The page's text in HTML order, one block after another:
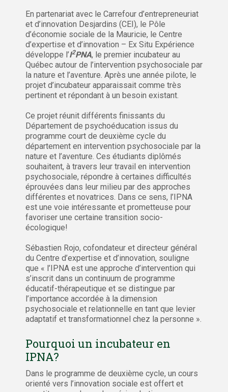
En partenariat avec le Carrefour d’entrepreneuriat
et d’innovation Desjardins (CEI), le Pôle
d’économie sociale de la Mauricie, le Centre
d’expertise et d’innovation – Ex Situ Expérience
développe l’I2PNA, le premier incubateur au
Québec autour de l’intervention psychosociale par
la nature et l’aventure. Après une année pilote, le
projet d’incubateur apparaissait comme très
pertinent et répondant à un besoin existant.
Ce projet réunit différents finissants du
Département de psychoéducation issus du
programme court de deuxième cycle du
département en intervention psychosociale par la
nature et l’aventure. Ces étudiants diplômés
souhaitent, à travers leur travail en intervention
psychosociale, répondre à certaines difficultés
éprouvées dans leur milieu par des approches
différentes et novatrices. Dans ce sens, l’IPNA
est une voie intéressante et prometteuse pour
favoriser une certaine transition socio-
écologique!
Sébastien Rojo, cofondateur et directeur général
du Centre d’expertise et d’innovation, souligne
que « l’IPNA est une approche d’intervention qui
s’inscrit dans un continuum de programme
éducatif-thérapeutique et se distingue par
l’importance accordée à la dimension
psychosociale et relationnelle en tant que levier
adaptatif et transformationnel chez la personne ».
Pourquoi un incubateur en
IPNA?
Dans le programme de deuxième cycle, un cours
orienté vers l’innovation sociale est offert et